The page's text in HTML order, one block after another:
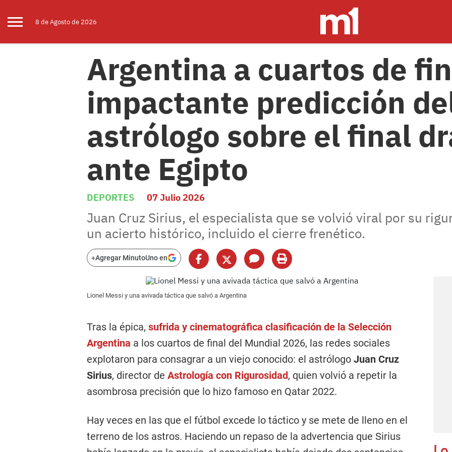
8 deAgostode 2026
Argentina a cuartos de
impactante predicción
astrólogo sobre el final
ante Egipto
DEPORTES 07 Julio 2026
Juan Cruz Sirius, el especialista que se volvió viral por su
un acierto histórico, incluido el cierre frenético.
+Agregar MinutoUno en
Lionel Messi y una avivada táctica que salvó a Argentina
Tras la épica, sufrida y cinematográfica clasificación de la Selección
Argentina a los cuartos de final del Mundial 2026, las redes sociales
explotaron para consagrar a un viejo conocido: el astrólogo Juan Cruz
Sirius, director de Astrología con Rigurosidad, quien volvió a repetir la
asombrosa precisión que lo hizo famoso en Qatar 2022.
Hay veces en las que el fútbol excede lo táctico y se mete de lleno en el
terreno de los astros. Haciendo un repaso de la advertencia que Sirius